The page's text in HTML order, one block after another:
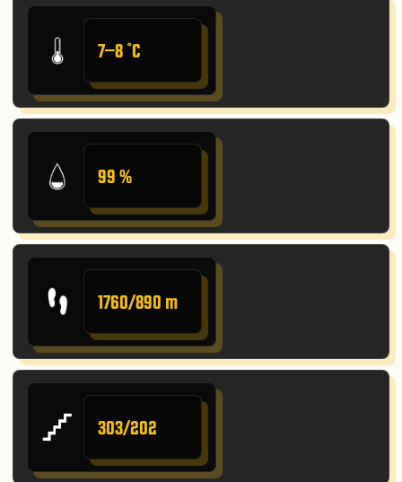
7–8 ˚C
99 %
1760/890 m
303/202